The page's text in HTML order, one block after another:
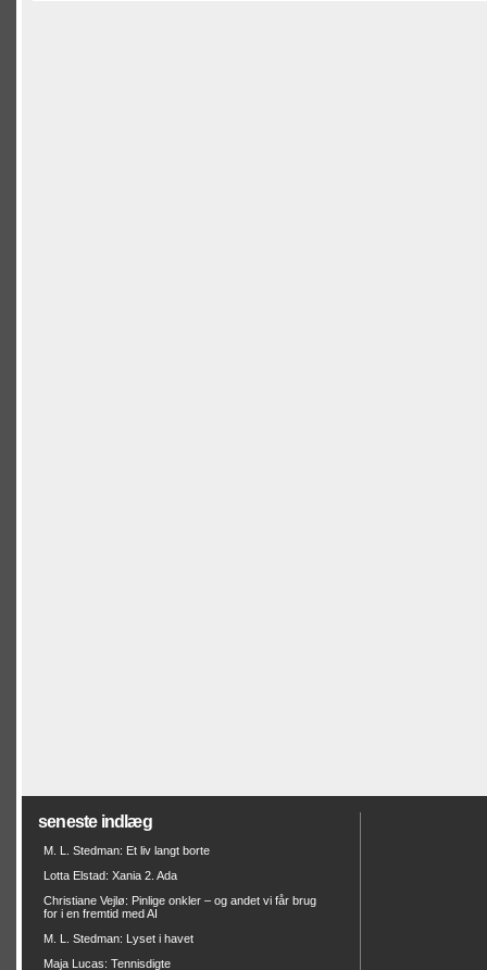
seneste indlæg
M. L. Stedman: Et liv langt borte
Lotta Elstad: Xania 2. Ada
Christiane Vejlø: Pinlige onkler – og andet vi får brug
for i en fremtid med AI
M. L. Stedman: Lyset i havet
Maja Lucas: Tennisdigte